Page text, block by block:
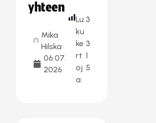
yhteen
Mika
Hilska
06.07.
2026
Lu
ku
ke
rt
oj
a:
3
3
1
5